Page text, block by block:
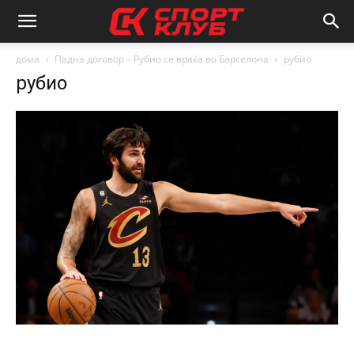
дома Падна договор – Рубио се враќа во Барселона рубио
рубио